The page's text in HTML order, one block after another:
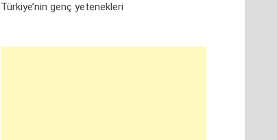
Türkiye’nin genç yetenekleri